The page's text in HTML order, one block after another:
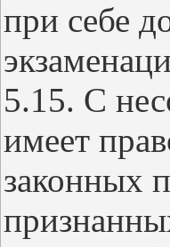
при себе
5.15. С
имеет
законных